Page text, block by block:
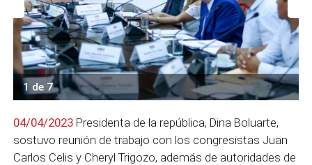
1 de 7
04/04/2023 Presidenta de la república, Dina Boluarte,
sostuvo reunión de trabajo con los congresistas Juan
Carlos Celis y Cheryl Trigozo, además de autoridades de